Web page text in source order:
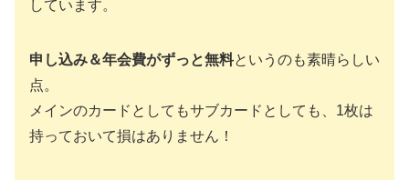
しています。
申し込み＆年会費がずっと無料というのも素晴らしい
点。
メインのカードとしてもサブカードとしても、1枚は
持っておいて損はありません！